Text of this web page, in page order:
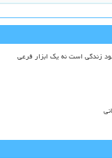
زندگی است نه یک ابزار فرعی